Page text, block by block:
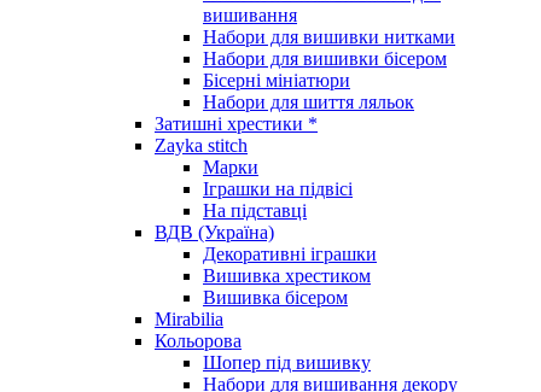
вишивання
Набори для вишивки нитками
Набори для вишивки бісером
Бісерні мініатюри
Набори для шиття ляльок
Затишні хрестики *
Zayka stitch
Марки
Іграшки на підвісі
На підставці
ВДВ (Україна)
Декоративні іграшки
Вишивка хрестиком
Вишивка бісером
Mirabilia
Кольорова
Шопер під вишивку
Набори для вишивання декору